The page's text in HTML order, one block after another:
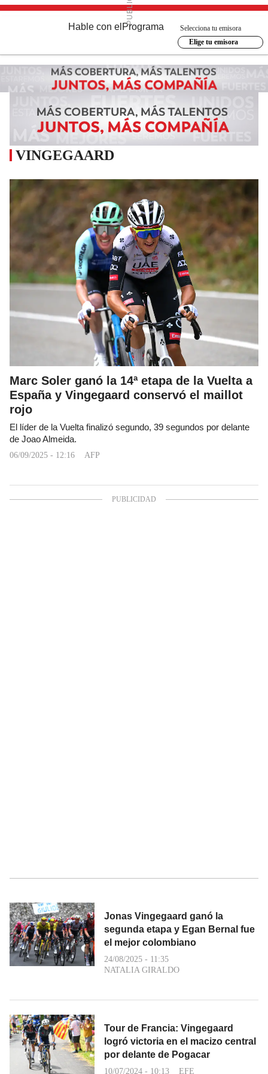
Hable con el Programa
Selecciona tu emisora
Elige tu emisora
VINGEGAARD
Marc Soler ganó la 14ª etapa de la Vuelta a
España y Vingegaard conservó el maillot
rojo
El líder de la Vuelta finalizó segundo, 39 segundos por delante
de Joao Almeida.
06/09/2025 - 12:16 AFP
Jonas Vingegaard ganó la
segunda etapa y Egan Bernal fue
el mejor colombiano
24/08/2025 - 11:35
NATALIA GIRALDO
Tour de Francia: Vingegaard
logró victoria en el macizo central
por delante de Pogacar
10/07/2024 - 10:13 EFE